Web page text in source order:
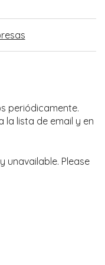
periódicamente.
la lista de email y en
unavailable. Please